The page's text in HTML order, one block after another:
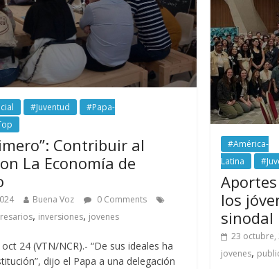
#Juventud
#Papa-
Contribuir al
La Economía de
Buena Voz
0 Comments
, inversiones, jovenes
24 (VTN/NCR).- “De sus ideales ha
dijo el Papa a una delegación
#América-
Latina
los
sinodal
23 octubre,
jovenes,